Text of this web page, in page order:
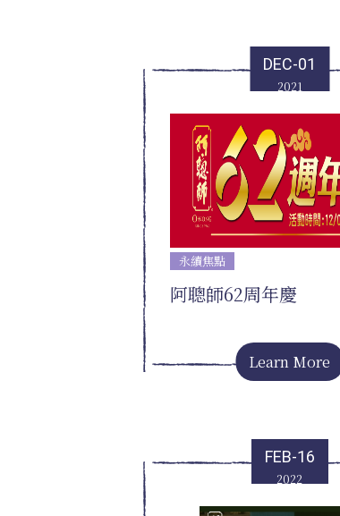
DEC-01
2021
永續焦點
阿聰師62周年慶
Learn More
FEB-16
2022